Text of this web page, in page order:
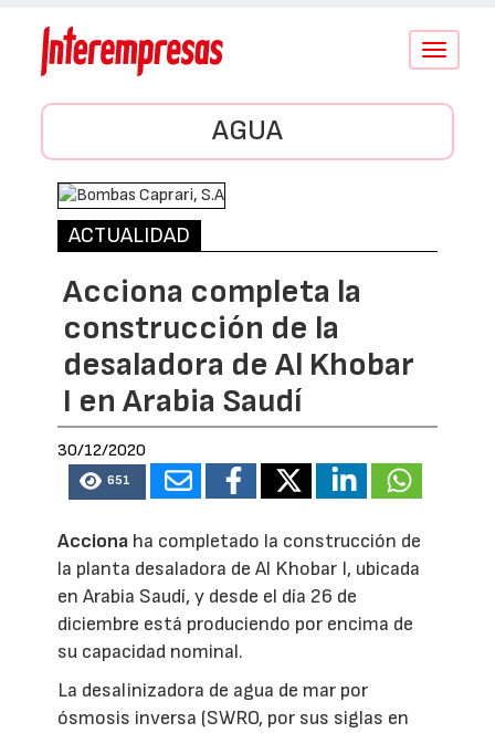
Conmutar
AGUA
ACTUALIDAD
Acciona completa la
construcción de la
desaladora de Al Khobar
I en Arabia Saudí
30/12/2020
651
Acciona ha completado la construcción de
la planta desaladora de Al Khobar I, ubicada
en Arabia Saudí, y desde el día 26 de
diciembre está produciendo por encima de
su capacidad nominal.
La desalinizadora de agua de mar por
ósmosis inversa (SWRO, por sus siglas en